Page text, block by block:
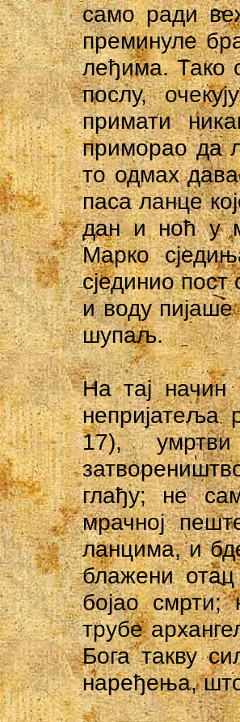
само ради
преминуле
леђима. Тако
послу,
примати
приморао да
то одмах
паса ланце
дан и ноћ у
Марко
сјединио
и воду пијаше
шупаљ.
На тај начин
непријатеља
17),
глађу; не
мрачној
ланцима, и
блажени
бојао смрти;
трубе
Бога такву
наређења,